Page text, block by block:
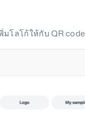
โลโก้ให้กับ QR code